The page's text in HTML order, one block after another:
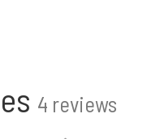
4 reviews